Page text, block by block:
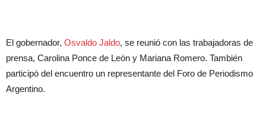
El gobernador, Osvaldo Jaldo, se reunió con las trabajadoras de
prensa, Carolina Ponce de León y Mariana Romero. También
participó del encuentro un representante del Foro de Periodismo
Argentino.